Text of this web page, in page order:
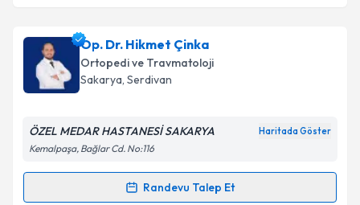
Doç. Dr. Hanifi Üçpunariçin randevu takvimi talebi
oluşturun. Size bu uzmandan randevu almanız için bir
takvim hazırlandığında e-posta ile bilgilendireceğiz.
Kişisel verilerimin işlenmesine ilişkin
Op. Dr. Hikmet Çinka
Ortopedi ve Travmatoloji
Sakarya, Serdivan
ÖZEL MEDAR HASTANESİ SAKARYA Haritada Göster
Kemalpaşa, Bağlar Cd. No:116
Randevu Talep Et
Randevu Takvimi Talebi